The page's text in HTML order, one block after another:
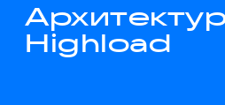
Highload